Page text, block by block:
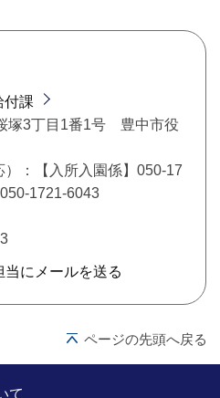
課
塚3丁目1番1号 豊中市役
：【入所入園係】050-17
1721-6043
当にメールを送る
ページの先頭へ戻る
て